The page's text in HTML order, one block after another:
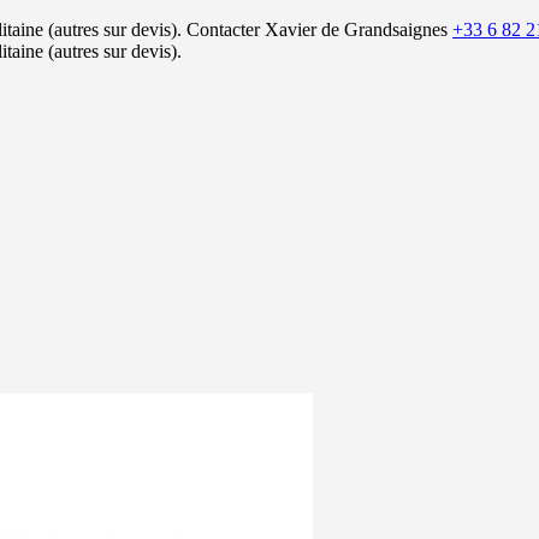
(autres sur devis). Contacter Xavier de Grandsaignes +33 6 82
(autres sur devis).